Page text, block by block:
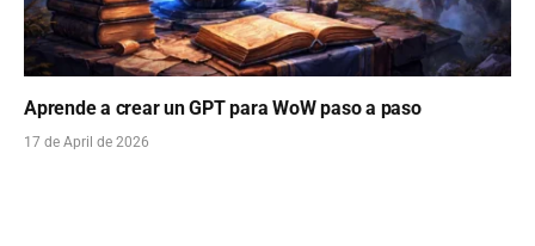
Aprende a crear un GPT para WoW paso a paso
17 de April de 2026